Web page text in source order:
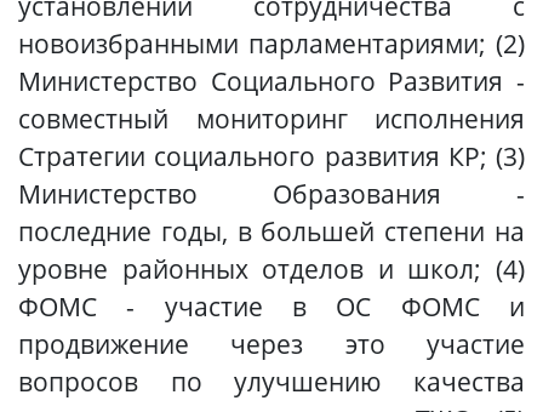
новоизбранными парламентариями; (2)
Министерство Социального Развития -
совместный мониторинг исполнения
Стратегии социального развития КР; (3)
Министерство Образования -
последние годы, в большей степени на
уровне районных отделов и школ; (4)
ФОМС- участие в ОС ФОМС и
продвижение через это участие
вопросов по улучшению качества